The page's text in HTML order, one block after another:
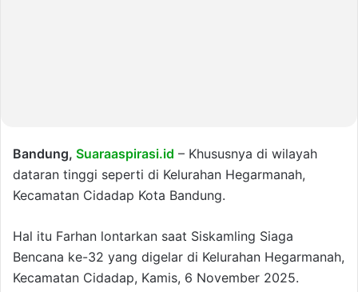
Bandung, Suaraaspirasi.id – Khususnya di wilayah
dataran tinggi seperti di Kelurahan Hegarmanah,
Kecamatan Cidadap Kota Bandung.
Hal itu Farhan lontarkan saat Siskamling Siaga
Bencana ke-32 yang digelar di Kelurahan Hegarmanah,
Kecamatan Cidadap, Kamis, 6 November 2025.